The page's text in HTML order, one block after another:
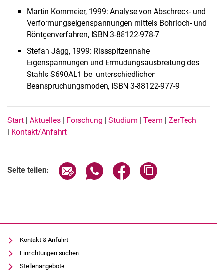
Martin Kornmeier, 1999: Analyse von Abschreck- und
Verformungseigenspannungen mittels Bohrloch- und
Röntgenverfahren, ISBN 3-88122-978-7
Stefan Jägg, 1999: Rissspitzennahe
Eigenspannungen und Ermüdungsausbreitung des
Stahls S690AL1 bei unterschiedlichen
Beanspruchungsmoden, ISBN 3-88122-977-9
Start | Aktuelles | Forschung | Studium | Team | ZerTech
| Kontakt/Anfahrt
Seite teilen: Seite über E-Mail teilen
Seite über WhatsApp teilen
Seite über Facebook
Kontakt & Anfahrt
Einrichtungen suchen
Stellenangebote